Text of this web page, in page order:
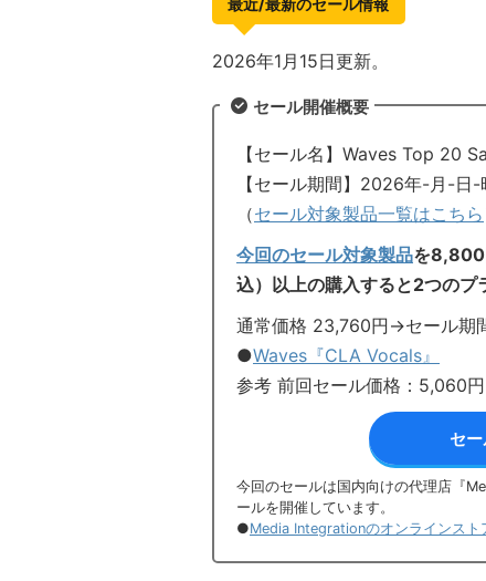
2026年1月15日更新。
セール開催概要
【セール名】Waves Top 20
【セール期間】2026年-月-日
（セール対象製品一覧はこちら
今回のセール対象製品を8,800
込）以上の購入すると2つのプ
通常価格 23,760円→セール期
●Waves『CLA Vocals』
参考 前回セール価格：5,060円
セ
今回のセールは国内向けの代理店『
ールを開催しています。
●Media Integrationのオンラインスト